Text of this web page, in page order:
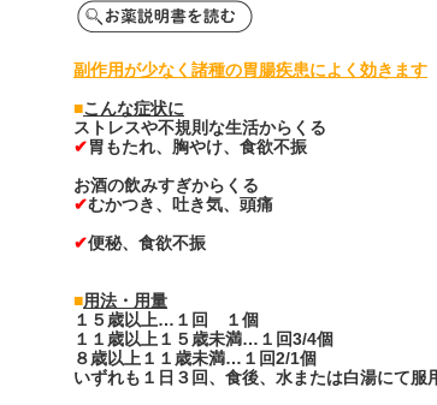
副作用が少なく諸種の胃腸疾患によく効きます
■こんな症状に
ストレスや不規則な生活からくる
✔胃もたれ、胸やけ、食欲不振
お酒の飲みすぎからくる
✔むかつき、吐き気、頭痛
✔便秘、食欲不振
■用法・用量
１５歳以上…１回 １個
１１歳以上１５歳未満…１回3/4個
８歳以上１１歳未満…１回2/1個
いずれも１日３回、食後、水または白湯にて服